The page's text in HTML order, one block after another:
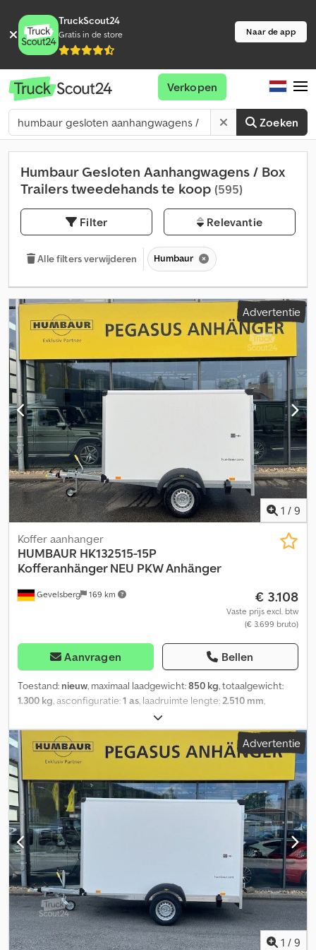
TruckScout24
Gratis in de store Naar de app
Zoeken
Verkopen
Humbaur Gesloten Aanhangwagens / Box
Trailers tweedehands te koop (595)
Filter Relevantie
Alle filters verwijderen Humbaur
Advertentie
1 / 9
Gevelsberg 169 km
Koffer aanhanger
HUMBAUR HK132515-15P
Kofferanhänger NEU PKW Anhänger
€ 3.108
Vaste prijs excl. btw
(€ 3.699 bruto)
Aanvragen Bellen
Toestand: nieuw, maximaal laadgewicht:850 kg, totaalgewicht:
1.300 kg, asconfiguratie:1 as, laadruimte lengte:2.510 mm,
, laadruimtehoogte:
breedte:2.000 mm, totale hoogte:2.105 mm, Bouwjaar:2026,
Humbaur HK 132515-15P Gesloten aanhangwagen Nieuw voertuig
Enkelasser NIEUW Auto-aanhangwagen Toelaatbaar
totaalgewicht: 1300 kg Leeggewicht: 450 kg Laadvermogen: 850
kg Totale afmetingen: 3775 mm x 2000 mm x 2105 mm
Binnenafmetingen: 2510 mm x 1510 mm x 1520 mm Dubbele
vleugeldeur achter Draaistangsluiting en scharnieren verzinkt
Zijwanden en dak van multiplex UV-bestendige kunststofcoating
Bodemplaat 15 mm dik Binnenverlichting 6 sjorogen in het
frameprofiel Trekvermogen 400 kg per sjoroog Neuswiel V-dissel
Cedpfx Aaot D Tzmonerf 13 inch De Humbaur gesloten
aanhangwagens kunnen naar wens individueel worden
samengesteld. Er is een groot assortiment aan accessoires en
uitrustingsmogelijkheden beschikbaar. De verschillende
modellen zijn in diverse gewichtsklassen en formaten ook
Advertentie
1 / 9